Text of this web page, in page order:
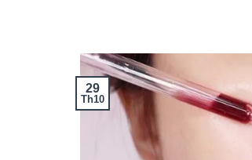
29
Th10